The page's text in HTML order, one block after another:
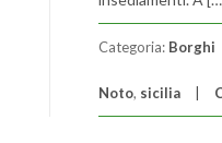
Categoria: Borghi
Noto, sicilia